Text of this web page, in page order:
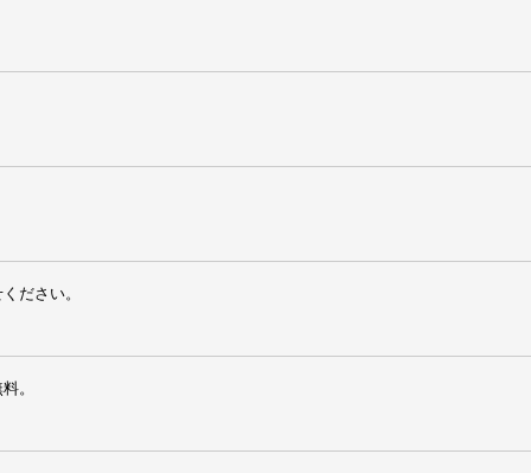
ださい。
。